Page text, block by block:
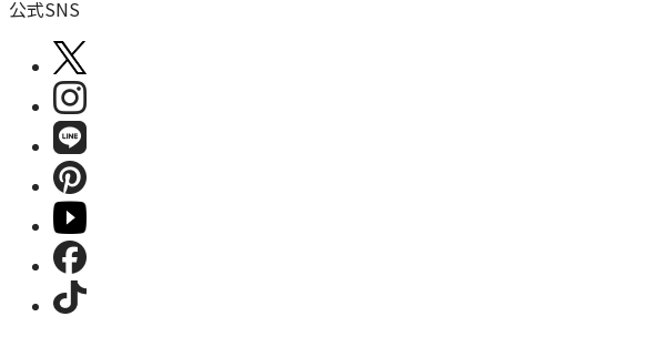
公式SNS